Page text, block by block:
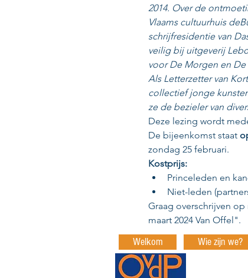
2014. Over de
Vlaams cultuurhuis
schrijfresidentie van
veilig bij uitgeverij
voor De Morgen en
Als Letterzetter van
collectief jonge
ze de bezieler van
Deze lezing wordt
De bijeenkomst staat
zondag 25 februari.
Kostprijs:
Princeleden en
Niet-leden
Graag overschrijven op
maart 2024 Van Offel".
Welkom Wie zijn we?